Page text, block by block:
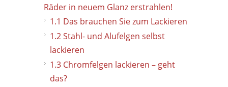
Räder in neuem Glanz erstrahlen!
1.1 Das brauchen Sie zum Lackieren
1.2Stahl- und Alufelgen selbst
lackieren
1.3 Chromfelgen lackieren – geht
das?